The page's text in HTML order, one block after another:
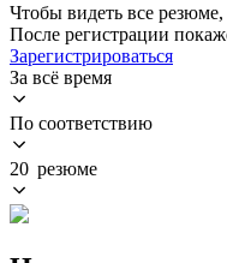
Чтобы видеть все резюме,
После регистрации
Зарегистрироваться
За всё время
По соответствию
20 резюме